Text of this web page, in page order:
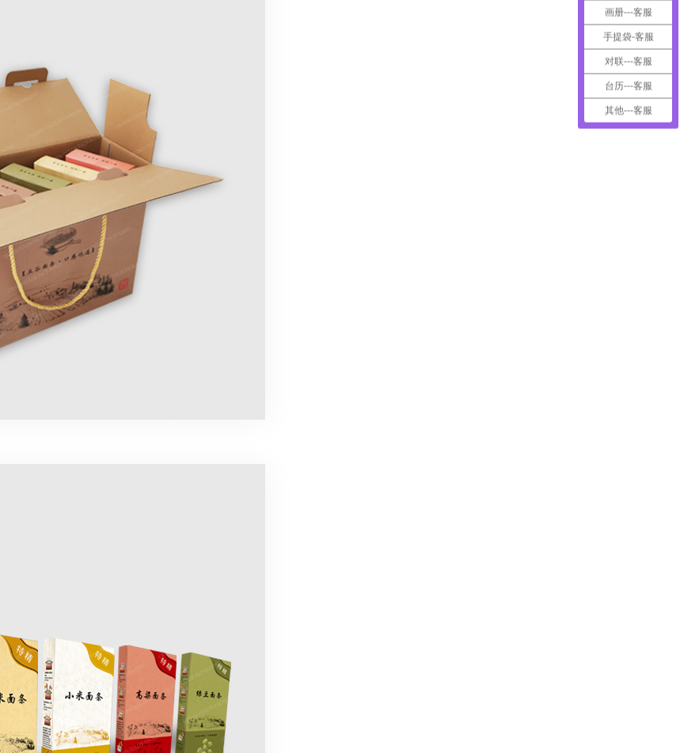
画册---客服
手提袋-客服
对联---客服
台历---客服
其他---客服